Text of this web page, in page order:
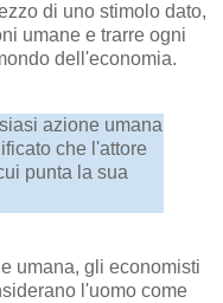
di uno stimolo dato,
umane e trarre ogni
dell'economia.
azione umana
che l'attore
punta la sua
umana, gli economisti
l'uomo come